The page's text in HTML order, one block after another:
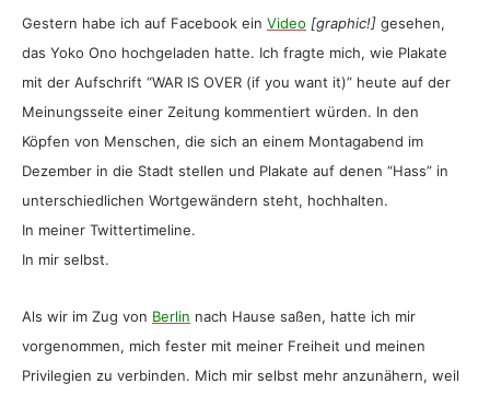
Gestern habe ich auf Facebook ein Video [graphic!] gesehen,
das Yoko Ono hochgeladen hatte. Ich fragte mich, wie Plakate
mit der Aufschrift “WAR IS OVER (if you want it)” heute auf der
Meinungsseite einer Zeitung kommentiert würden. In den
Köpfen von Menschen, die sich an einem Montagabend im
Dezember in die Stadt stellen und Plakate auf denen “Hass” in
unterschiedlichen Wortgewändern steht, hochhalten.
In meiner Twittertimeline.
In mir selbst.
Als wir im Zug von Berlin nach Hause saßen, hatte ich mir
vorgenommen, mich fester mit meiner Freiheit und meinen
Privilegien zu verbinden. Mich mir selbst mehr anzunähern, weil